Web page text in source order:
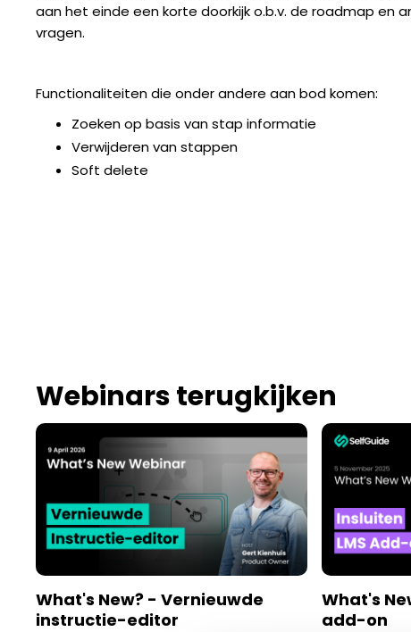
aan het einde een korte doorkijk o.b.v. de roadmap en
vragen.
Functionaliteiten die onder andere aan bod komen:
Zoeken op basis van stap informatie
Verwijderen van stappen
Soft delete
Webinars terugkijken
What's New? - Vernieuwde
instructie-editor
What's
add-on